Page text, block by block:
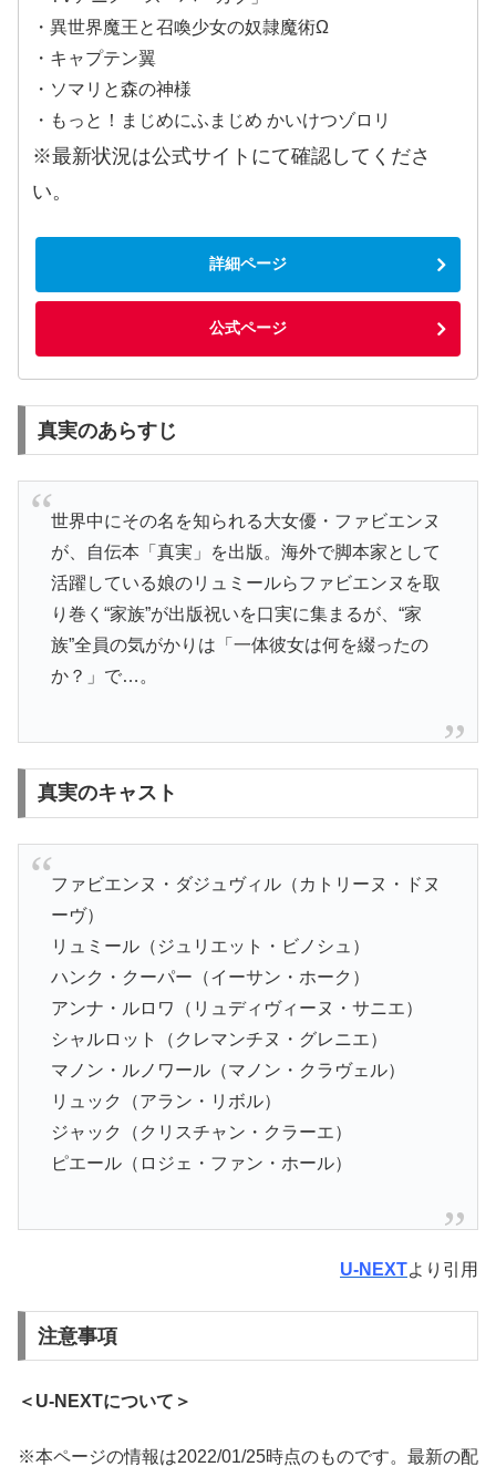
・異世界魔王と召喚少女の奴隷魔術Ω
・キャプテン翼
・ソマリと森の神様
・もっと！まじめにふまじめ かいけつゾロリ
※最新状況は公式サイトにて確認してくださ
い。
詳細ページ
公式ページ
真実のあらすじ
世界中にその名を知られる大女優・ファビエンヌ
が、自伝本「真実」を出版。海外で脚本家として
活躍している娘のリュミールらファビエンヌを取
り巻く“家族”が出版祝いを口実に集まるが、“家
族”全員の気がかりは「一体彼女は何を綴ったの
か？」で…。
真実のキャスト
ファビエンヌ・ダジュヴィル（カトリーヌ・ドヌ
ーヴ）
リュミール（ジュリエット・ビノシュ）
ハンク・クーパー（イーサン・ホーク）
アンナ・ルロワ（リュディヴィーヌ・サニエ）
シャルロット（クレマンチヌ・グレニエ）
マノン・ルノワール（マノン・クラヴェル）
リュック（アラン・リボル）
ジャック（クリスチャン・クラーエ）
ピエール（ロジェ・ファン・ホール）
U-NEXTより引用
注意事項
＜U-NEXTについて＞
※本ページの情報は2022/01/25時点のものです。最新の配